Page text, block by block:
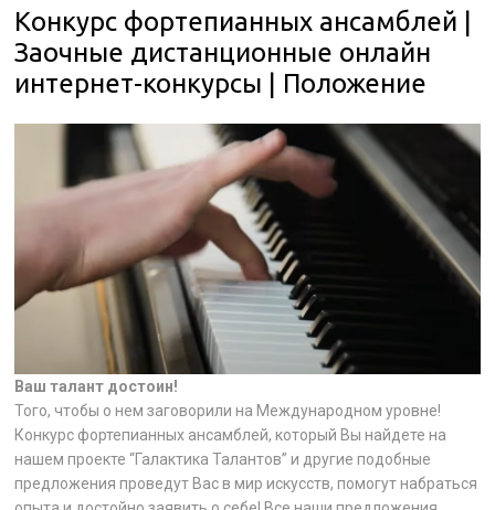
Конкурс фортепианных ансамблей |
Заочные дистанционные онлайн
интернет-конкурсы | Положение
Ваш талант достоин!
Того, чтобы о нем заговорили на Международном уровне!
Конкурс фортепианных ансамблей, который Вы найдете на
нашем проекте “Галактика Талантов” и другие подобные
предложения проведут Вас в мир искусств, помогут набраться